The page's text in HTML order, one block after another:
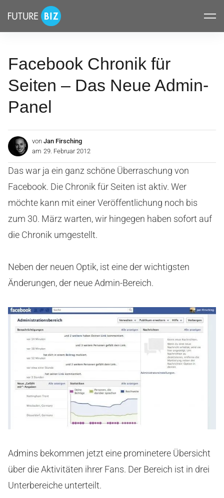
überspringen
FUTUREBIZ
Facebook Chronik für
Seiten – Das Neue Admin-
Panel
von Jan Firsching
am 29. Februar 2012
Das war ja ein ganz schöne Überraschung von
Facebook. Die Chronik für Seiten ist aktiv. Wer
möchte kann mit einer Veröffentlichung noch bis
zum 30. März warten, wir hingegen haben sofort auf
die Chronik umgestellt.
Neben der neuen Optik, ist eine der wichtigsten
Änderungen, der neue Admin-Bereich.
Admins bekommen jetzt eine prominetere Übersicht
über die Aktivitäten ihrer Fans. Der Bereich ist in drei
Unterbereiche unterteilt.